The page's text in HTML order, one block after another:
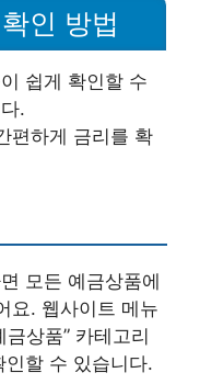
인 방법
쉽게 확인할 수
.
편하게 금리를 확
모든 예금상품에
요. 웹사이트 메뉴
금상품” 카테고리
인할 수 있습니다.